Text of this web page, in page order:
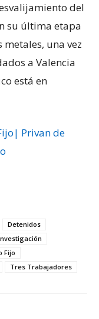
del
su última etapa
una vez
a Valencia
está en
Privan de
Detenidos
Fijo
Tres Trabajadores